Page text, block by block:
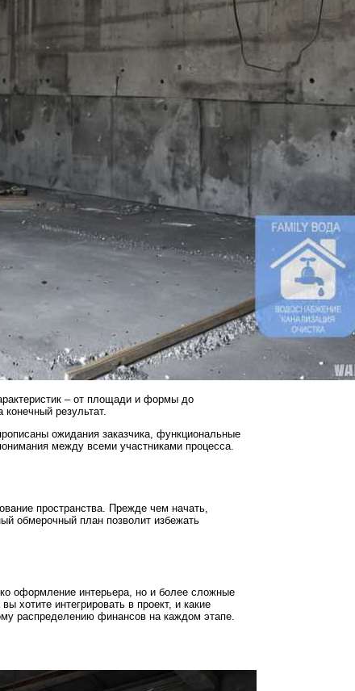
– от площади и формы до
результат.
ожидания заказчика, функциональные
между всеми участниками процесса.
пространства. Прежде чем начать,
обмерочный план позволит избежать
оформление интерьера, но и более сложные
хотите интегрировать в проект, и какие
распределению финансов на каждом этапе.